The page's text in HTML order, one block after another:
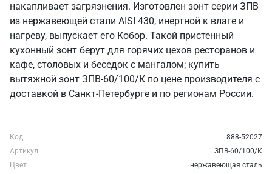
накапливает загрязнения. Изготовлен зонт серии ЗПВ
из нержавеющей стали AISI 430, инертной к влаге и
нагреву, выпускает его Кобор. Такой пристенный
кухонный зонт берут для горячих цехов ресторанов и
кафе, столовых и беседок с мангалом; купить
вытяжной зонт ЗПВ-60/100/К по цене производителя с
доставкой в Санкт‑Петербурге и по регионам России.
Код
888-52027
Артикул
ЗПВ-60/100/К
Цвет
нержавеющая сталь